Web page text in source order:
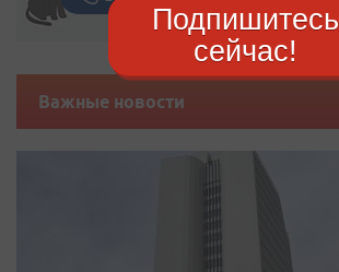
Важные новости
Подпишитесь
сейчас!